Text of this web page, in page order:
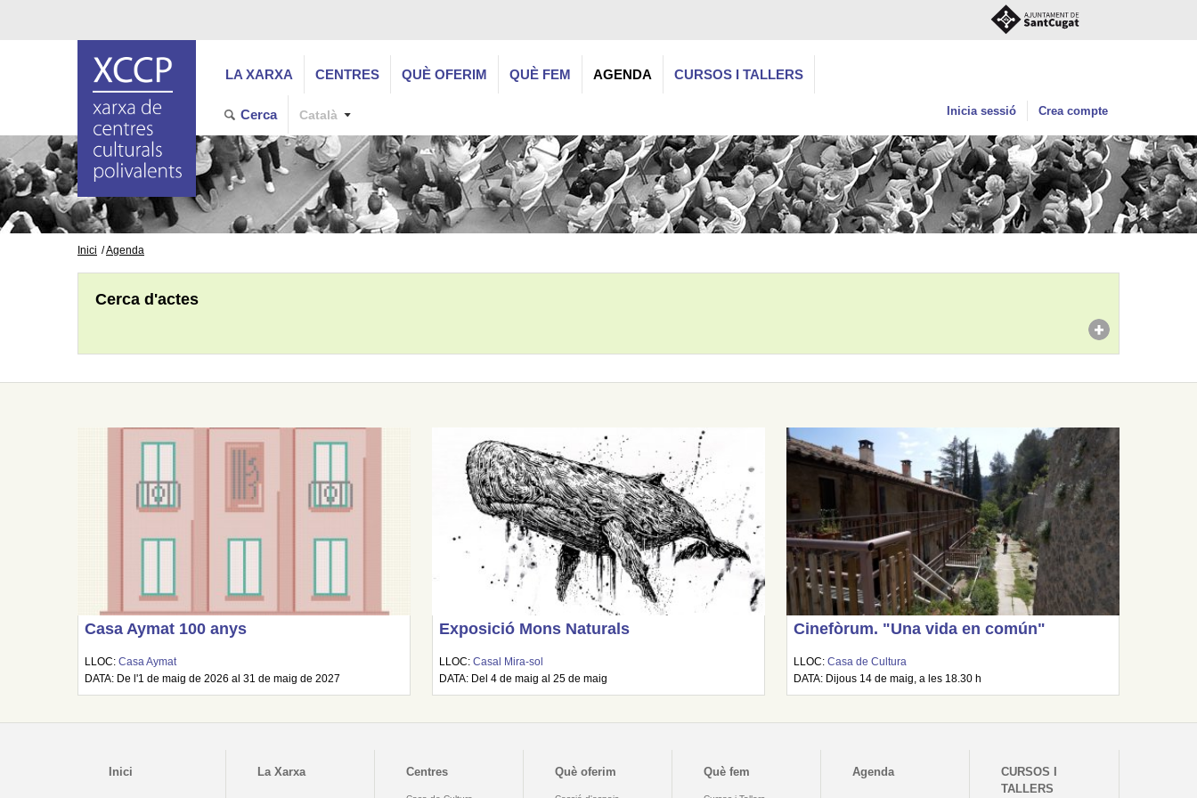
LA XARXA CENTRES QUÈ OFERIM QUÈ FEM AGENDA CURSOS I TALLERS
Cerca Català Inicia sessió Crea compte
Inici Agenda
Cerca d'actes
Casa Aymat 100 anys
LLOC:Casa Aymat
DATA: De l'1 de maig de 2026 al 31 de maig de 2027
Exposició Mons Naturals
LLOC:Casal Mira-sol
DATA: Del 4 de maig al 25 de maig
Cinefòrum. "Una vida en común"
LLOC:Casa de Cultura
DATA: Dijous 14 de maig, a les 18.30 h
Inici La Xarxa Centres Què oferim Què fem Agenda
CURSOS I
TALLERS